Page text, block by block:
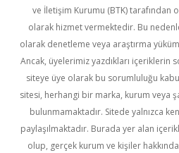
ve İletişim Kurumu (BTK) tarafından
olarak hizmet vermektedir. Bu
olarak denetleme veya araştırma
Ancak, üyelerimiz yazdıkları içeriklerin
siteye üye olarak bu sorumluluğu
sitesi, herhangi bir marka, kurum veya
bulunmamaktadır. Sitede yalnızca
paylaşılmaktadır. Burada yer alan
olup, gerçek kurum ve kişiler